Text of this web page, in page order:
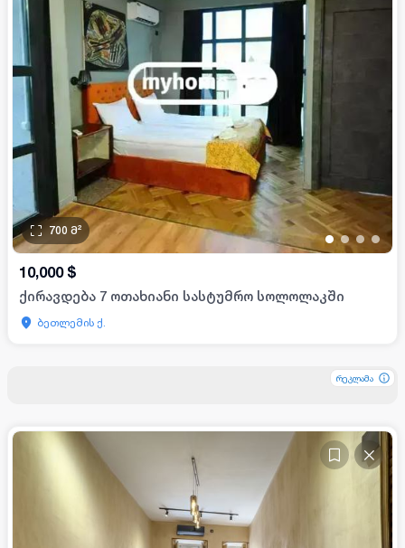
••••
700 მ²
10,000 $
ქირავდება 7 ოთახიანი სასტუმრო სოლოლაკში
ბეთლემის ქ.
რეკლამა
რეკლამა
რეკლამა